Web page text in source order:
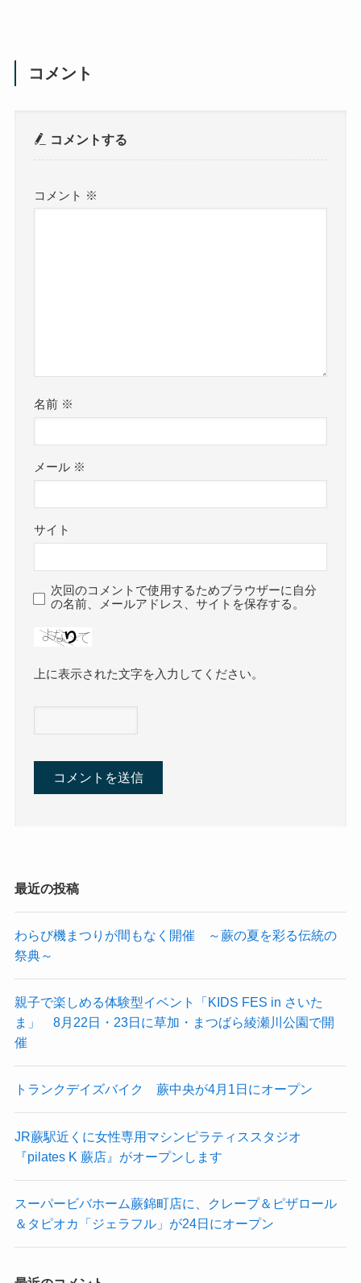
コメント
コメントする
コメント ※
名前 ※
メール ※
サイト
次回のコメントで使用するためブラウザーに自分
の名前、メールアドレス、サイトを保存する。
上に表示された文字を入力してください。
最近の投稿
わらび機まつりが間もなく開催 ～蕨の夏を彩る伝統の
祭典～
親子で楽しめる体験型イベント「KIDS FES in さいた
ま」 8月22日・23日に草加・まつばら綾瀬川公園で開
催
トランクデイズバイク 蕨中央が4月1日にオープン
JR蕨駅近くに女性専用マシンピラティススタジオ
『pilates K 蕨店』がオープンします
スーパービバホーム蕨錦町店に、クレープ＆ピザロール
＆タピオカ「ジェラフル」が24日にオープン